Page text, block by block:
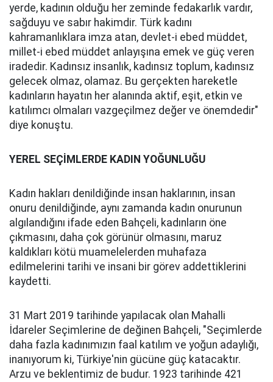
yerde, kadının olduğu her zeminde fedakarlık vardır,
sağduyu ve sabır hakimdir. Türk kadını
kahramanlıklara imza atan, devlet-i ebed müddet,
millet-i ebed müddet anlayışına emek ve güç veren
iradedir. Kadınsız insanlık, kadınsız toplum, kadınsız
gelecek olmaz, olamaz. Bu gerçekten hareketle
kadınların hayatın her alanında aktif, eşit, etkin ve
katılımcı olmaları vazgeçilmez değer ve önemdedir"
diye konuştu.
YEREL SEÇİMLERDE KADIN YOĞUNLUĞU
Kadın hakları denildiğinde insan haklarının, insan
onuru denildiğinde, aynı zamanda kadın onurunun
algılandığını ifade eden Bahçeli, kadınların öne
çıkmasını, daha çok görünür olmasını, maruz
kaldıkları kötü muamelelerden muhafaza
edilmelerini tarihi ve insani bir görev addettiklerini
kaydetti.
31 Mart 2019 tarihinde yapılacak olan Mahalli
İdareler Seçimlerine de değinen Bahçeli, "Seçimlerde
daha fazla kadınımızın faal katılım ve yoğun adaylığı,
inanıyorum ki, Türkiye'nin gücüne güç katacaktır.
Arzu ve beklentimiz de budur. 1923 tarihinde 421